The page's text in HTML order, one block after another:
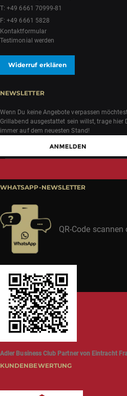
T:+49 6661 70999-81
F: +49 6661 5828
Kontaktformular
Testimonial werden
Widerruf erklären
NEWSLETTER
Wenn Du keine Angebote verpassen
Grillabend ausgestattet sein willst, trage hier
immer auf dem neuesten Stand!
WHATSAPP-NEWSLETTER
QR-Code scannen
Adler Business Club Partner von Eintracht
KUNDENBEWERTUNG